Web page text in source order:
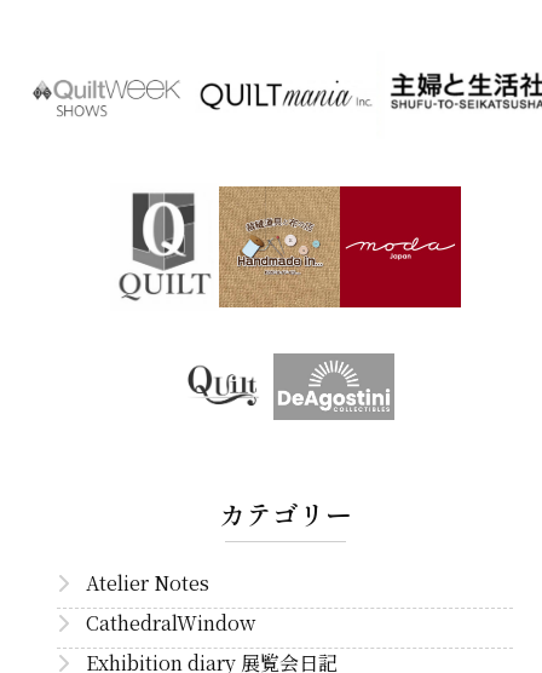
カテゴリー
Atelier Notes
CathedralWindow
Exhibition diary 展覧会日記